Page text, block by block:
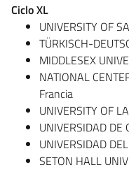
Ciclo XL
UNIVERSITY OF
TÜRKISCH-
MIDDLESEX
NATIONAL
Francia
UNIVERSITY OF
UNIVERSIDAD
UNIVERSIDAD
SETON HALL